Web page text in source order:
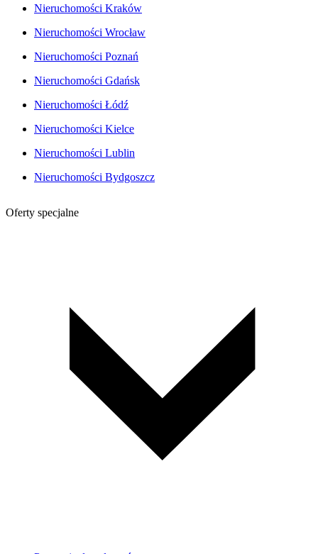
Nieruchomości Kraków
Nieruchomości Wrocław
Nieruchomości Poznań
Nieruchomości Gdańsk
Nieruchomości Łódź
Nieruchomości Kielce
Nieruchomości Lublin
Nieruchomości Bydgoszcz
Oferty specjalne